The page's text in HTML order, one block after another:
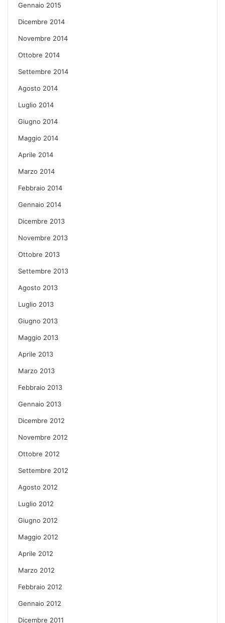
Gennaio 2015
Dicembre 2014
Novembre 2014
Ottobre 2014
Settembre 2014
Agosto 2014
Luglio 2014
Giugno 2014
Maggio 2014
Aprile 2014
Marzo 2014
Febbraio 2014
Gennaio 2014
Dicembre 2013
Novembre 2013
Ottobre 2013
Settembre 2013
Agosto 2013
Luglio 2013
Giugno 2013
Maggio 2013
Aprile 2013
Marzo 2013
Febbraio 2013
Gennaio 2013
Dicembre 2012
Novembre 2012
Ottobre 2012
Settembre 2012
Agosto 2012
Luglio 2012
Giugno 2012
Maggio 2012
Aprile 2012
Marzo 2012
Febbraio 2012
Gennaio 2012
Dicembre 2011